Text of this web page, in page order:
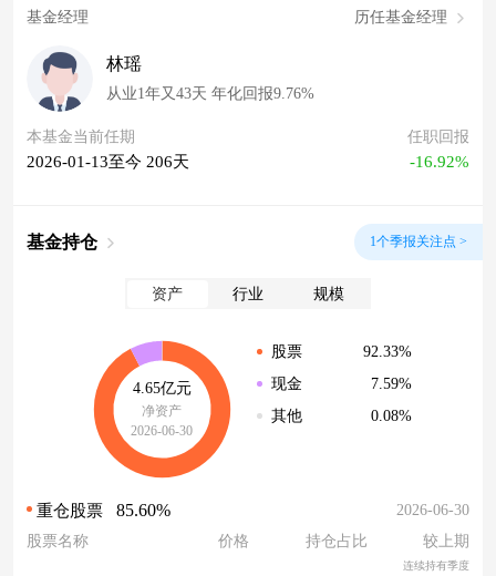
基金经理 历任基金经理
林瑶
从业1年又43天 年化回报9.76%
本基金当前任期
2026-01-13至今 206天
任职回报
-16.92%
基金持仓 1个季报关注点 >
资产 行业 规模
4.65亿元
净资产
2026-06-30
股票
92.33%
现金
7.59%
其他
0.08%
重仓股票 85.60%
2026-06-30
股票名称
价格 持仓占比 较上期
连续持有季度